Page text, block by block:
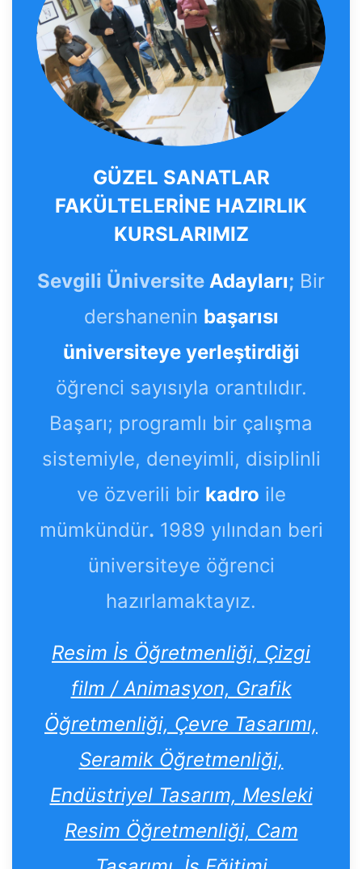
GÜZEL SANATLAR
FAKÜLTELERİNE HAZIRLIK
KURSLARIMIZ
Sevgili Üniversite Adayları; Bir
dershanenin başarısı
üniversiteye yerleştirdiği
öğrenci sayısıyla orantılıdır.
Başarı; programlı bir çalışma
sistemiyle, deneyimli, disiplinli
ve özverili bir kadro ile
mümkündür. 1989 yılından beri
üniversiteye öğrenci
hazırlamaktayız.
Resim İs Öğretmenliği, Çizgi
film / Animasyon, Grafik
Öğretmenliği, Çevre Tasarımı,
Seramik Öğretmenliği,
Endüstriyel Tasarım, Mesleki
Resim Öğretmenliği, Cam